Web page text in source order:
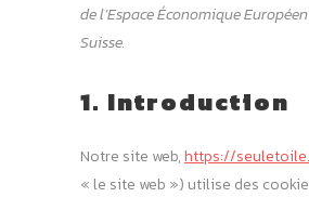
de l’Espace Économique
Suisse.
1. Introduction
Notre site web,https://
« le site web ») utilise des